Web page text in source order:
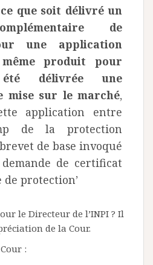
ce que soit délivré un
de
une application
produit pour
délivrée une
mise sur le marché,
application entre
de la protection
de base invoqué
de certificat
protection’
le Directeur de l’INPI ? Il
de la Cour.
: